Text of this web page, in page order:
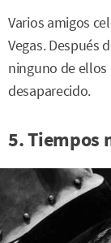
Varios amigos
Vegas. Después
ninguno de
desaparecido.
5. Tiempos